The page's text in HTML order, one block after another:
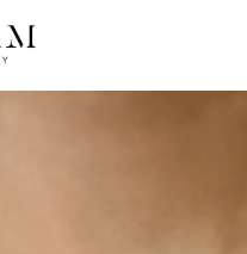
的購物車目前還